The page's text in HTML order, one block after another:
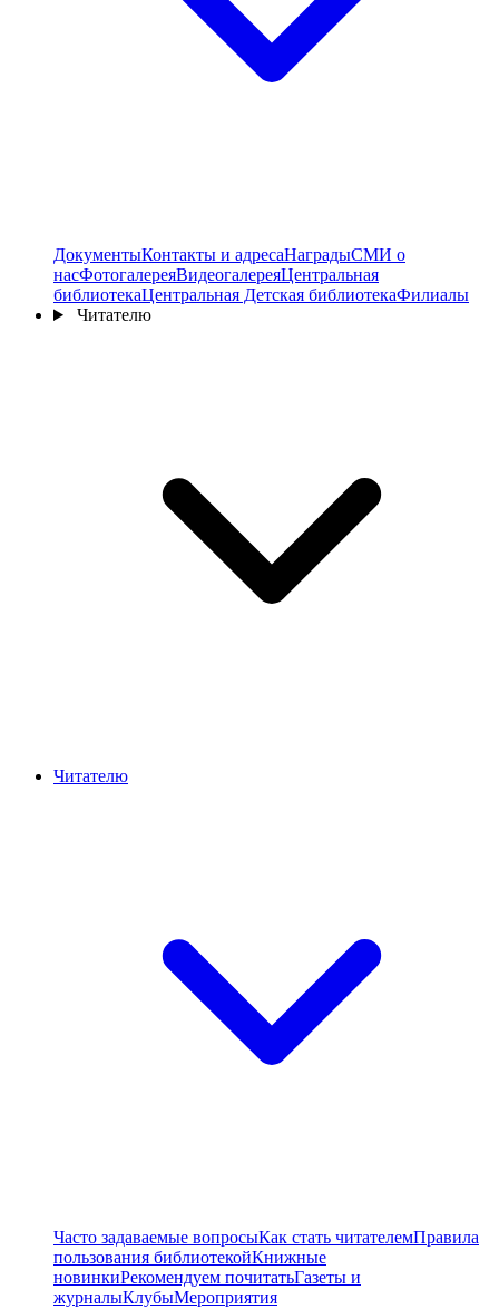
ДокументыКонтакты и адресаНаградыСМИ о
насФотогалереяВидеогалереяЦентральная
библиотекаЦентральная Детская библиотекаФилиалы
Читателю
Читателю
Часто задаваемые вопросыКак стать читателемПравила
пользования библиотекойКнижные
новинкиРекомендуем почитатьГазеты и
журналыКлубыМероприятия